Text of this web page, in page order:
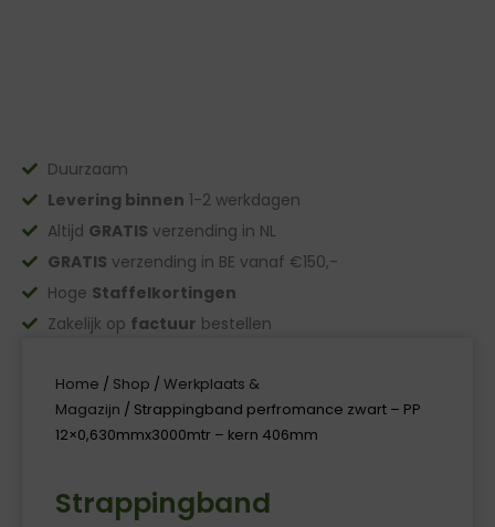
Duurzaam
Levering binnen 1-2 werkdagen
Altijd GRATIS verzending in NL
GRATIS verzending in BE vanaf €150,-
Hoge Staffelkortingen
Zakelijk op factuur bestellen
Home / Shop / Werkplaats &
Magazijn / Strappingband perfromance zwart – PP
12×0,630mmx3000mtr – kern 406mm
Strappingband